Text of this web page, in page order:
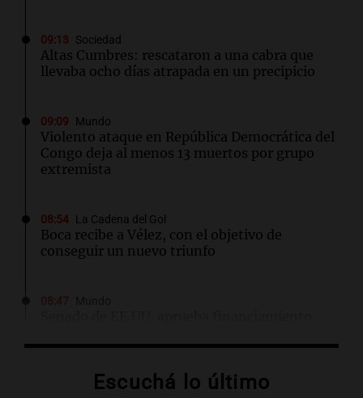
09:13 Sociedad
Altas Cumbres: rescataron a una cabra que
llevaba ocho días atrapada en un precipicio
09:09 Mundo
Violento ataque en República Democrática del
Congo deja al menos 13 muertos por grupo
extremista
08:54 La Cadena del Gol
Boca recibe a Vélez, con el objetivo de
conseguir un nuevo triunfo
elecciones
Escuchá lo último